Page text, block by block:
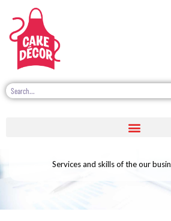
Services one
Services and skills of the our